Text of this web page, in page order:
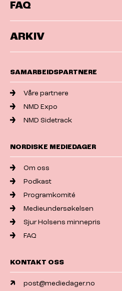
FAQ
ARKIV
SAMARBEIDSPARTNERE
Våre partnere
NMD Expo
NMD Sidetrack
NORDISKE MEDIEDAGER
Om oss
Podkast
Programkomité
Medieundersøkelsen
Sjur Holsens minnepris
FAQ
KONTAKT OSS
post@mediedager.no